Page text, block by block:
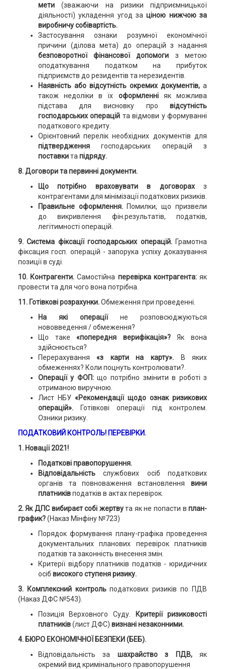
мети(зважаючи на ризики підприємницької
діяльності) укладення угод заціною нижчою за
виробничу собівартість.
Застосування ознаки розумної економічної
причини (ділова мета) до операцій з надання
безповоротної фінансової допомоги з метою
оподаткування податком на прибуток
підприємств до резидентів та нерезидентів.
Наявність або відсутність окремих документів,а
також недоліки в їх оформленні як можлива
підстава для висновку провідсутність
господарських операцій та відмови у формуванні
податкового кредиту.
Орієнтовний перелік необхідних документів для
підтвердженнягосподарських операцій з
поставкитапідряду.
8. Договори та первинні документи.
Що потрібно враховувати в договорахз
контрагентами для мінімізації податкових ризиків.
Правильне оформлення.Помилки, що призвели
до викривлення фін.результатів, податків,
легітимності операцій.
9. Система фіксації господарських операцій. Грамотна
фіксация госп. операцій - запорука успіху доказування
позиції в суді.
10. Контрагенти.Самостійна перевірка контрагента:як
провести та для чого вона потрібна.
11. Готівкові розрахунки.Обмеження при проведенні.
На які операціїне розповсюджуються
нововведення / обмеження?
Що таке«попередня верифікація»?Як вона
здійснюється?
Перерахування«з карти на карту». В яких
обмеженнях? Коли поцнуть контролювати?.
Операції у ФОП:що потрібно змінити в роботі з
отриманою виручною.
Лист НБУ «Рекомендації щодо ознак ризикових
операцій».
Готівкові операції під контролем.
Озники ризику.
ПОДАТКОВИЙ КОНТРОЛЬ! ПЕРЕВІРКИ.
1. Новації 2021!
Податкові правопорушення.
Відповідальністьслужбових осіб податкових
органів та повноваження встановленнявини
платниківподатків в актах перевірок.
2. Як ДПС вибираєт собі жертвута як не попасти вплан-
график?(Наказ Мінфіну №723)
Порядок формування плану-графіка проведення
документальних планових перевірок платників
податків та законність внесення змін.
Критерії відбору платників податків - юридичних
осіб високого ступеня ризику.
3. Комплексний контрольподаткових ризиків по ПДВ
(Наказ ДФС №543).
Позиція Верховного Суду.
Критерії ризиковості
платників(лист ДФС) визнані незаконними.
4. БЮРО ЕКОНОМІЧНОЇ БЕЗПЕКИ (БЕБ).
Відповідальність за шахрайство з ПДВ,як
окремий вид кримінального правопорушення